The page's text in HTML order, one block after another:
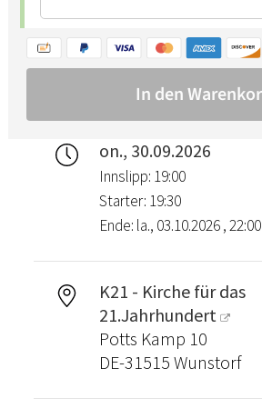
on., 30.09.2026
Innslipp: 19:00
Starter: 19:30
Ende: la., 03.10.2026 , 22:00
K21 - Kirche für das
21.Jahrhundert
Potts Kamp 10
DE-31515 Wunstorf